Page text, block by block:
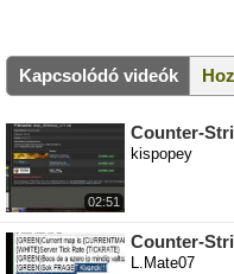
Kapcsolódó videók
02:51
Counter-
kispopey
Counter-
L.Mate07